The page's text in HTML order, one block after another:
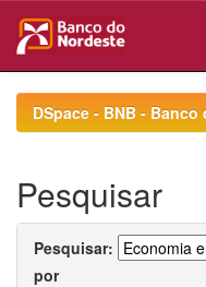
navigationDSpace - BNB -
Pesquisar
Pesquisar:
por